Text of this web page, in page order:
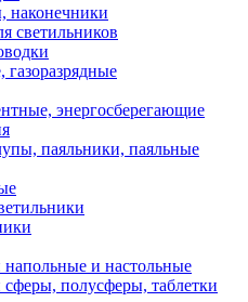
наконечники
светильников
энергосберегающие
паяльники, паяльные
и настольные
полусферы, таблетки